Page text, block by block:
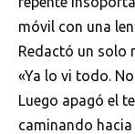
móvil con una
Redactó un solo
«Ya lo vi todo.
Luego apagó el
caminando